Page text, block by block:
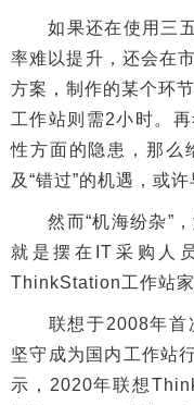
如果还在使用三五
率难以提升，还会在
方案，制作的某个环
工作站则需2小时。
性方面的隐患，那么
及“错过”的机遇，或
然而“机海纷杂”，
就是摆在IT采购人
ThinkStation工作站家
联想于2008年首
坚守成为国内工作站
示，2020年联想